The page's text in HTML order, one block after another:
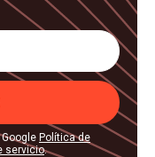
Política de
servicio.